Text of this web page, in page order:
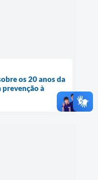
os 20 anos da
prevenção à